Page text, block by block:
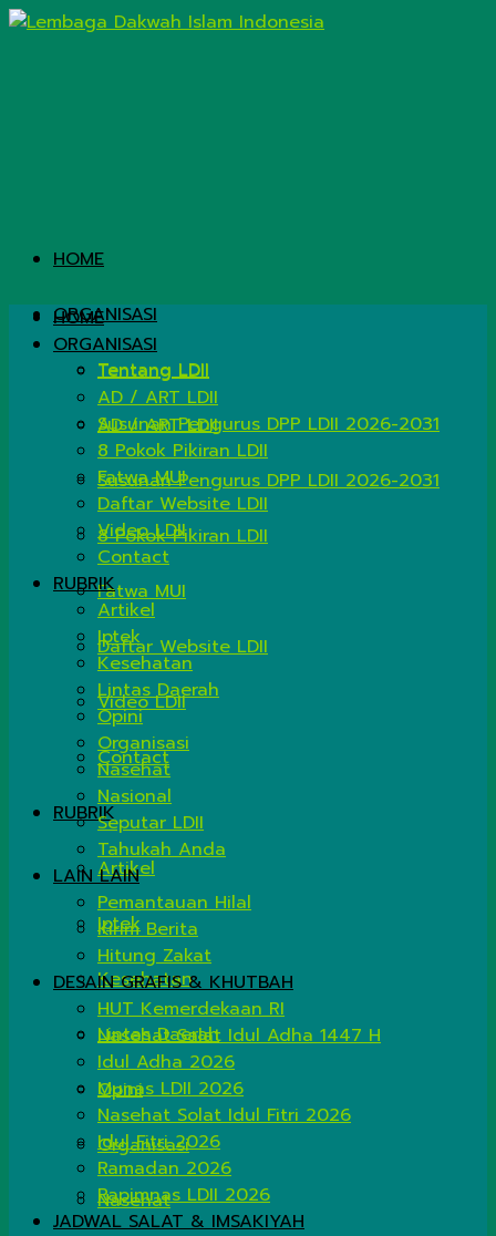
HOME
ORGANISASI
Tentang LDII
AD / ART LDII
Susunan Pengurus DPP LDII 2026-2031
8 Pokok Pikiran LDII
Fatwa MUI
Daftar Website LDII
Video LDII
Contact
RUBRIK
Artikel
Iptek
Kesehatan
Lintas Daerah
Opini
Organisasi
Nasehat
HOME
ORGANISASI
Tentang LDII
AD / ART LDII
Susunan Pengurus DPP LDII 2026-2031
8 Pokok Pikiran LDII
Fatwa MUI
Daftar Website LDII
Video LDII
Contact
RUBRIK
Artikel
Iptek
Kesehatan
Lintas Daerah
Opini
Organisasi
Nasehat
Nasional
Seputar LDII
Tahukah Anda
LAIN LAIN
Pemantauan Hilal
Kirim Berita
Hitung Zakat
DESAIN GRAFIS & KHUTBAH
HUT Kemerdekaan RI
Nasehat Salat Idul Adha 1447 H
Idul Adha 2026
Munas LDII 2026
Nasehat Solat Idul Fitri 2026
Idul Fitri 2026
Ramadan 2026
Rapimnas LDII 2026
JADWAL SALAT & IMSAKIYAH